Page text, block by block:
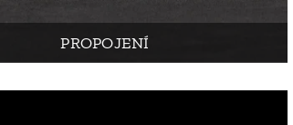
PROPOJENÍ